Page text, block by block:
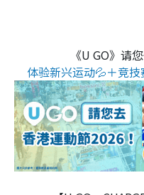
《U GO》请
体验新兴运动💦＋竞